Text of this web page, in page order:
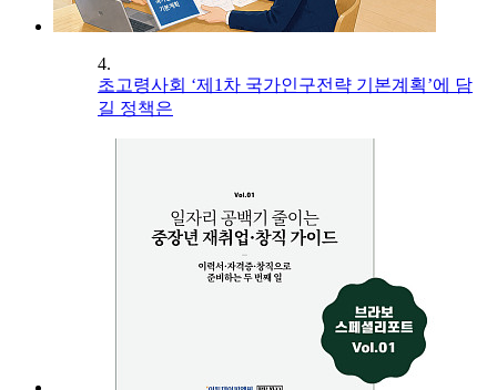
4.
초고령사회 ‘제1차 국가인구전략 기본계획’에 담
길 정책은